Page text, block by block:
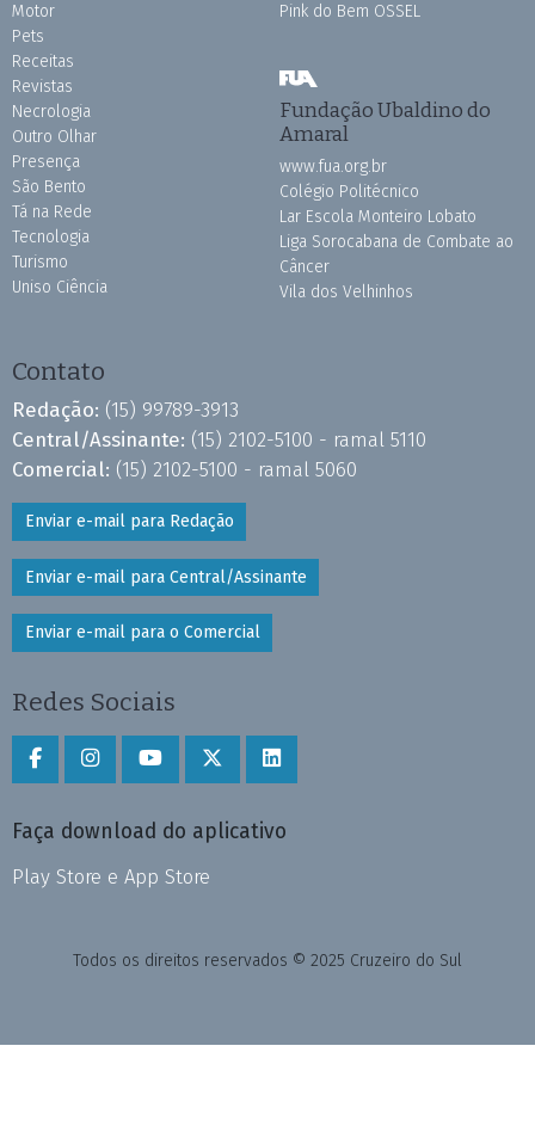
Motor
Pets
Receitas
Revistas
Necrologia
Outro Olhar
Presença
São Bento
Tá na Rede
Tecnologia
Turismo
Uniso Ciência
Pink do Bem OSSEL
Fundação Ubaldino do
Amaral
www.fua.org.br
Colégio Politécnico
Lar Escola Monteiro Lobato
Liga Sorocabana de Combate ao
Câncer
Vila dos Velhinhos
Contato
Redação: (15) 99789-3913
Central/Assinante: (15) 2102-5100 - ramal 5110
Comercial: (15) 2102-5100 - ramal 5060
Enviar e-mail para Redação
Enviar e-mail para Central/Assinante
Enviar e-mail para o Comercial
Redes Sociais
Faça download do aplicativo
Play Store e App Store
Todos os direitos reservados © 2025 Cruzeiro do Sul